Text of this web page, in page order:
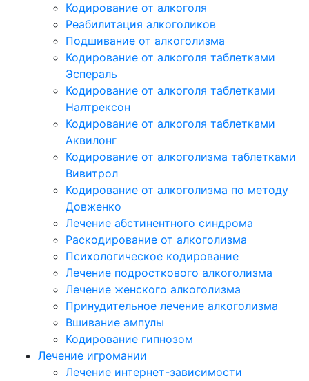
Кодирование от алкоголя
Реабилитация алкоголиков
Подшивание от алкоголизма
Кодирование от алкоголя таблетками
Эспераль
Кодирование от алкоголя таблетками
Налтрексон
Кодирование от алкоголя таблетками
Аквилонг
Кодирование от алкоголизма таблетками
Вивитрол
Кодирование от алкоголизма по методу
Довженко
Лечение абстинентного синдрома
Раскодирование от алкоголизма
Психологическое кодирование
Лечение подросткового алкоголизма
Лечение женского алкоголизма
Принудительное лечение алкоголизма
Вшивание ампулы
Кодирование гипнозом
Лечение игромании
Лечение интернет-зависимости